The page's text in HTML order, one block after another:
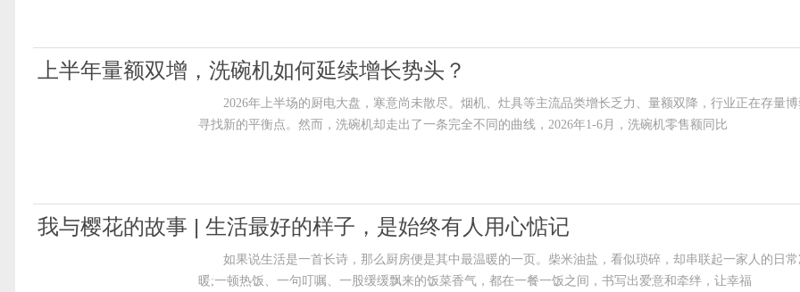
上半年量额双增，洗碗机如何延续增长势头？
2026年上半场的厨电大盘，寒意尚未散尽。烟机、灶具等主流品类增长乏力、量额双降，行业正在存量博
寻找新的平衡点。然而，洗碗机却走出了一条完全不同的曲线，2026年1-6月，洗碗机零售额同比
我与樱花的故事 | 生活最好的样子，是始终有人用心惦记
如果说生活是一首长诗，那么厨房便是其中最温暖的一页。柴米油盐，看似琐碎，却串联起一家人的日常
暖;一顿热饭、一句叮嘱、一股缓缓飘来的饭菜香气，都在一餐一饭之间，书写出爱意和牵绊，让幸福